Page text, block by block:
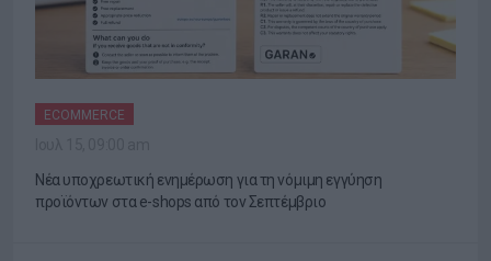
ECOMMERCE
Νέα υποχρεωτική ενημέρωση για τη νόμιμη εγγύηση
προϊόντων στα e-shops από τον Σεπτέμβριο